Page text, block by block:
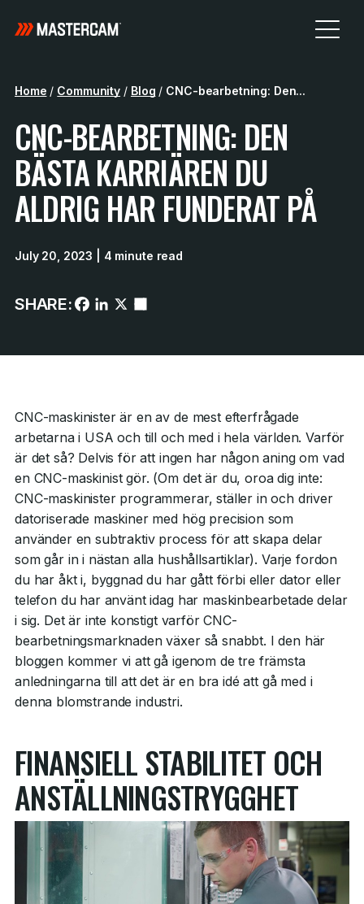
Home / Community / Blog / CNC-bearbetning: Den...
CNC-BEARBETNING: DEN
BÄSTA KARRIÄREN DU
ALDRIG HAR FUNDERAT PÅ
July 20, 2023 | 4 minute read
SHARE:
CNC-maskinister är en av de mest efterfrågade
arbetarna i USA och till och med i hela världen. Varför
är det så? Delvis för att ingen har någon aning om vad
en CNC-maskinist gör. (Om det är du, oroa dig inte:
CNC-maskinister programmerar, ställer in och driver
datoriserade maskiner med hög precision som
använder en subtraktiv process för att skapa delar
som går in i nästan alla hushållsartiklar). Varje fordon
du har åkt i, byggnad du har gått förbi eller dator eller
telefon du har använt idag har maskinbearbetade delar
i sig. Det är inte konstigt varför CNC-
bearbetningsmarknaden växer så snabbt. I den här
bloggen kommer vi att gå igenom de tre främsta
anledningarna till att det är en bra idé att gå med i
denna blomstrande industri.
FINANSIELL STABILITET OCH
ANSTÄLLNINGSTRYGGHET